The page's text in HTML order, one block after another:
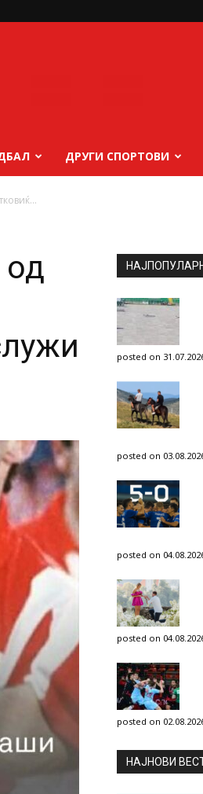
ДРУГИ СПОРТОВИ
од
posted on
posted on
posted on
posted on
posted on
НAЈНОВИ